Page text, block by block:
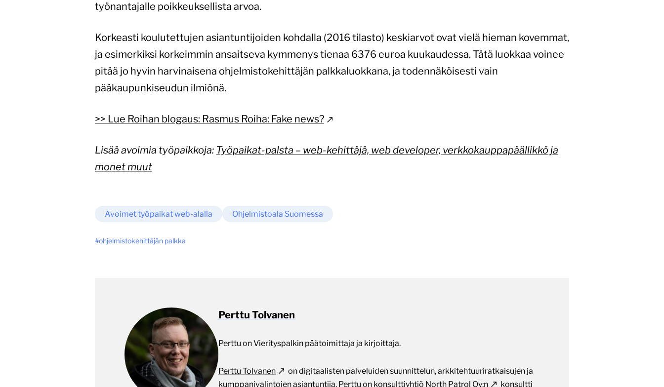
työnantajalle poikkeuksellista arvoa.
Korkeasti koulutettujen asiantuntijoiden kohdalla (2016 tilasto) keskiarvot ovat vielä hieman kovemmat,
ja esimerkiksi korkeimmin ansaitseva kymmenys tienaa 6376 euroa kuukaudessa. Tätä luokkaa voinee
pitää jo hyvin harvinaisena ohjelmistokehittäjän palkkaluokkana, ja todennäköisesti vain
pääkaupunkiseudun ilmiönä.
>> Lue Roihan blogaus: Rasmus Roiha: Fake news?
Lisää avoimia työpaikkoja: Työpaikat-palsta – web-kehittäjä, web developer, verkkokauppapäällikkö ja
monet muut
Avoimet työpaikat web-alalla Ohjelmistoala Suomessa
ohjelmistokehittäjän palkka
Perttu Tolvanen
Perttu on Vierityspalkin päätoimittaja ja kirjoittaja.
Perttu Tolvanen
on digitaalisten palveluiden suunnittelun, arkkitehtuuriratkaisujen ja
kumppanivalintojen asiantuntija. Perttu on konsulttiyhtiö North Patrol Oy:n konsultti